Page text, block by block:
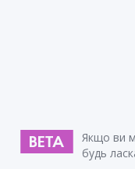
Якщо ви
будь